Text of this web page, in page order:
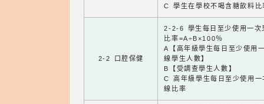
C 學生在學校不喝含糖飲料比
2-2 口腔保健
2-2-6 學生每日至少使用一次
比率=A÷B×100％
A【高年級學生每日至少使用
線學生人數】
B【受調查學生人數】
C 高年級學生每日至少使用一
線比率